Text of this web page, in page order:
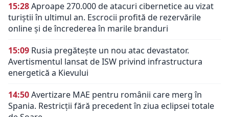
15:28Aproape 270.000 de atacuri cibernetice au vizat
turiștii în ultimul an. Escrocii profită de rezervările
online și de încrederea în marile branduri
15:09 Rusia pregătește un nou atac devastator.
Avertismentul lansat de ISW privind infrastructura
energetică a Kievului
14:50Avertizare MAE pentru românii care merg în
Spania. Restricții fără precedent în ziua eclipsei totale